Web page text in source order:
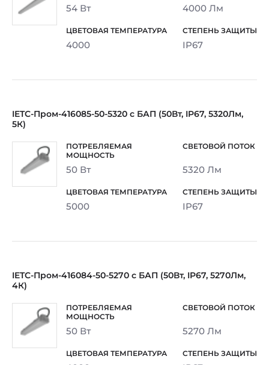
54 Вт 4000 Лм
4000 IP67
IETC-Пром-416085-50-5320 с БАП (50Вт, IP67, 5320Лм,
5К)
50 Вт 5320 Лм
5000 IP67
IETC-Пром-416084-50-5270 с БАП (50Вт, IP67, 5270Лм,
4К)
50 Вт 5270 Лм